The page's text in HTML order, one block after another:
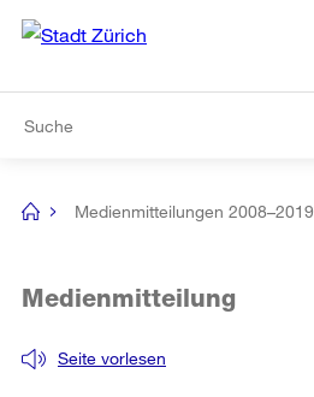
Navigation
[no
Medienmitteilungen 2008–2019
Seite vorlesen
Medienmitteilung